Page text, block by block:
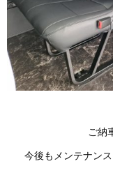
ご納
今後もメンテナン